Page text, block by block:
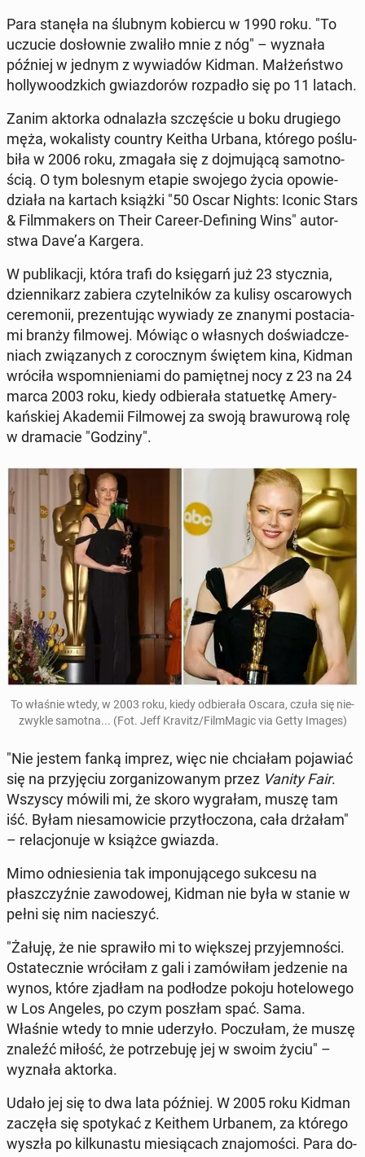
Para stanęła na ślubnym ko­bier­cu w 1990 roku. "To
uczucie do­słow­nie zwaliło mnie z nóg" – wyznała
później w jednym z wy­wia­dów Kidman. Mał­żeń­stwo
hol­ly­wo­odz­kich gwiaz­do­rów roz­pa­dło się po 11 latach.
Zanim aktorka od­na­la­zła szczę­ście u boku dru­gie­go
męża, wo­ka­li­sty country Keitha Urbana, którego po­ślu­
bi­ła w 2006 roku, zmagała się z doj­mu­ją­cą sa­mot­no­
ścią. O tym bo­le­snym etapie swojego życia opo­wie­
dzia­ła na kartach książki "50 Oscar Nights: Iconic Stars
& Film­ma­kers on Their Career-De­fi­ning Wins" au­tor­
stwa Dave’a Kargera.
W pu­bli­ka­cji, która trafi do księ­garń już 23 stycz­nia,
dzien­ni­karz zabiera czy­tel­ni­ków za kulisy osca­ro­wych
ce­re­mo­nii, pre­zen­tu­jąc wywiady ze znanymi po­sta­cia­
mi branży fil­mo­wej. Mówiąc o wła­snych do­świad­cze­
niach zwią­za­nych z co­rocz­nym świętem kina, Kidman
wróciła wspo­mnie­nia­mi do pa­mięt­nej nocy z 23 na 24
marca 2003 roku, kiedy od­bie­ra­ła sta­tu­et­kę Ame­ry­
kań­skiej Aka­de­mii Fil­mo­wej za swoją bra­wu­ro­wą rolę
w dra­ma­cie "Godziny".
To właśnie wtedy, w 2003 roku, kiedy od­bie­ra­ła Oscara, czuła się nie­
zwy­kle samotna... (Fot. Jeff Kravitz/Film­Ma­gic via Getty Images)
"Nie jestem fanką imprez, więc nie chcia­łam po­ja­wiać
się na przy­ję­ciu zor­ga­ni­zo­wa­nym przez Vanity Fair.
Wszyscy mówili mi, że skoro wy­gra­łam, muszę tam
iść. Byłam nie­sa­mo­wi­cie przy­tło­czo­na, cała drżałam"
– re­la­cjo­nu­je w książce gwiazda.
Mimo od­nie­sie­nia tak im­po­nu­ją­ce­go sukcesu na
płasz­czyź­nie za­wo­do­wej, Kidman nie była w stanie w
pełni się nim na­cie­szyć.
"Żałuję, że nie spra­wi­ło mi to więk­szej przy­jem­no­ści.
Osta­tecz­nie wró­ci­łam z gali i za­mó­wi­łam je­dze­nie na
wynos, które zjadłam na pod­ło­dze pokoju ho­te­lo­we­go
w Los Angeles, po czym poszłam spać. Sama.
Właśnie wtedy to mnie ude­rzy­ło. Po­czu­łam, że muszę
znaleźć miłość, że po­trze­bu­ję jej w swoim życiu" –
wyznała aktorka.
Udało jej się to dwa lata później. W 2005 roku Kidman
zaczęła się spo­ty­kać z Keithem Urbanem, za którego
wyszła po kil­ku­na­stu mie­sią­cach zna­jo­mo­ści. Para do­